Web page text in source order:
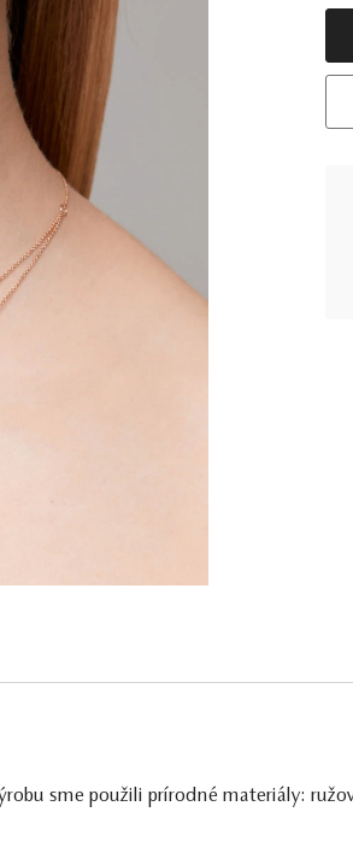
sme použili prírodné materiály: